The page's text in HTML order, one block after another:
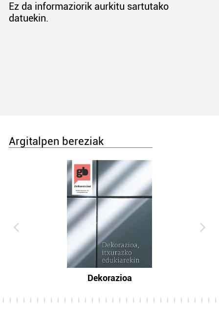
Ez da informaziorik aurkitu sartutako
datuekin.
Argitalpen bereziak
Dekorazioa